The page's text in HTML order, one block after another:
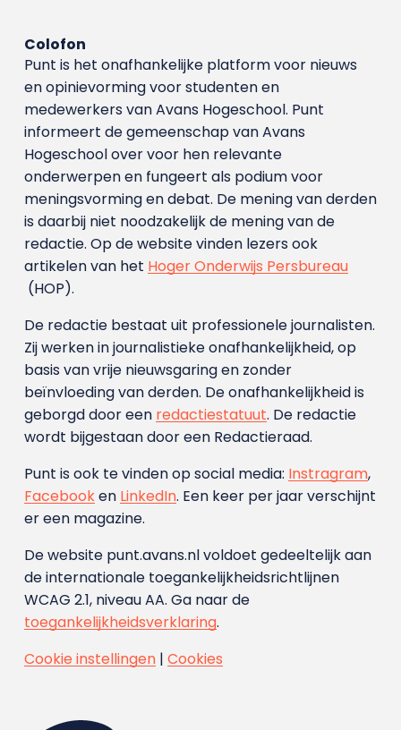
Colofon
Punt is het onafhankelijke platform voor nieuws
en opinievorming voor studenten en
medewerkers van Avans Hoge­school. Punt
informeert de gemeenschap van Avans
Hogeschool over voor hen relevante
onderwerpen en fungeert als podium voor
meningsvorming en debat. De mening van derden
is daarbij niet noodzakelijk de mening van de
redactie. Op de website vinden lezers ook
artikelen van het Hoger Onderwijs Persbureau
(HOP).
De redactie bestaat uit professionele journalisten.
Zij werken in journalistieke onafhankelijkheid, op
basis van vrije nieuwsgaring en zonder
beïnvloeding van derden. De onafhankelijkheid is
geborgd door een redactiestatuut. De redactie
wordt bijgestaan door een Redactieraad.
Punt is ook te vinden op social media: Instragram,
Facebooken LinkedIn. Een keer per jaar verschijnt
er een magazine.
De website punt.avans.nl voldoet gedeeltelijk aan
de internationale toegankelijkheidsrichtlijnen
WCAG 2.1, niveau AA. Ga naar de
toegankelijkheidsverklaring.
Cookie instellingen| Cookies